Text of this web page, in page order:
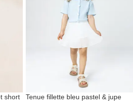
short
Tenue fillette bleu pastel & jupe